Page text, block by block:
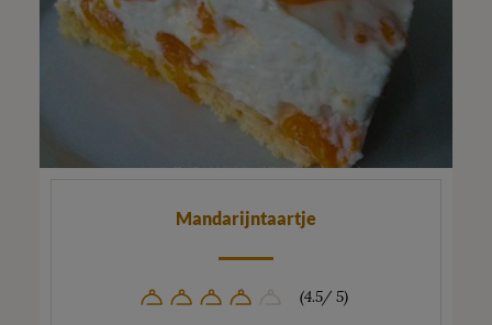
Mandarijntaartje
(4.5/ 5)